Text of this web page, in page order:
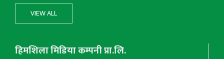
VIEW ALL
हिमशिला मिडिया कम्पनी प्रा.लि.